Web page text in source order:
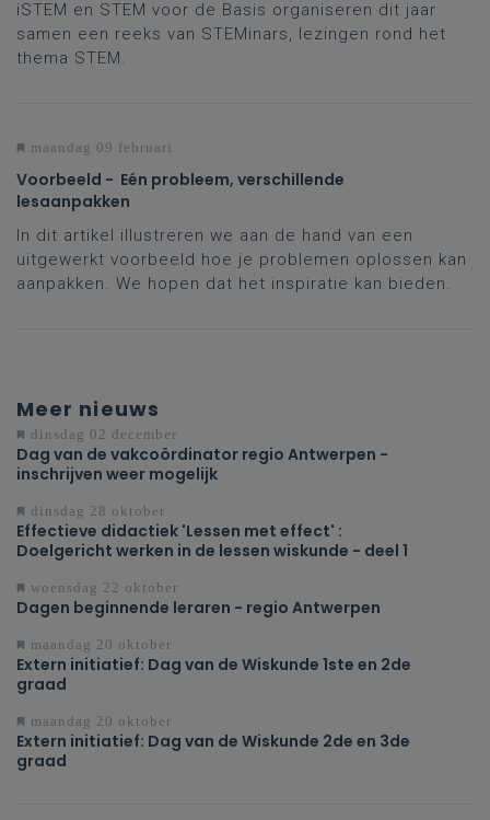
iSTEM en STEM voor de Basis organiseren dit jaar
samen een reeks van STEMinars, lezingen rond het
thema STEM.
maandag 09 februari
Voorbeeld - Eén probleem, verschillende
lesaanpakken
In dit artikel illustreren we aan de hand van een
uitgewerkt voorbeeld hoe je problemen oplossen kan
aanpakken. We hopen dat het inspiratie kan bieden.
Meer nieuws
dinsdag 02 december
Dag van de vakcoördinator regio Antwerpen -
inschrijven weer mogelijk
dinsdag 28 oktober
Effectieve didactiek 'Lessen met effect' :
Doelgericht werken in de lessen wiskunde - deel 1
woensdag 22 oktober
Dagen beginnende leraren - regio Antwerpen
maandag 20 oktober
Extern initiatief: Dag van de Wiskunde 1ste en 2de
graad
maandag 20 oktober
Extern initiatief: Dag van de Wiskunde 2de en 3de
graad